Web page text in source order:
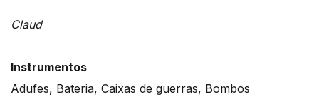
Claud
Instrumentos
Adufes, Bateria, Caixas de guerras, Bombos